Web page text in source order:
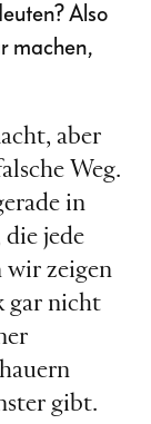
Also
machen,
aber
Weg.
in
jede
wir zeigen
gar nicht
gibt.